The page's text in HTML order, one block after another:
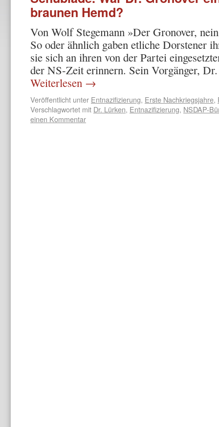
braunen Hemd?
Von Wolf Stegemann »Der Gronover,
So oder ähnlich gaben etliche Dorstener
sie sich an ihren von der Partei
der NS-Zeit erinnern. Sein Vorgänger,
Weiterlesen →
Veröffentlicht unter Entnazifizierung, Erste Nachkriegsjahre,
Verschlagwortet mit Dr. Lürken, Entnazifizierung, NSDAP-
einen Kommentar